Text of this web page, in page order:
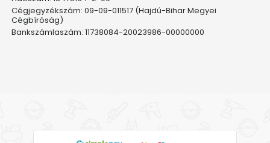
Cégjegyzékszám: 09-09-011517 (Hajdú-Bihar Megyei
Cégbíróság)
Bankszámlaszám: 11738084-20023986-00000000